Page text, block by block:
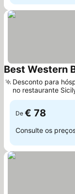
Best Western
Desconto para
no restaurante
De € 78
Consulte os